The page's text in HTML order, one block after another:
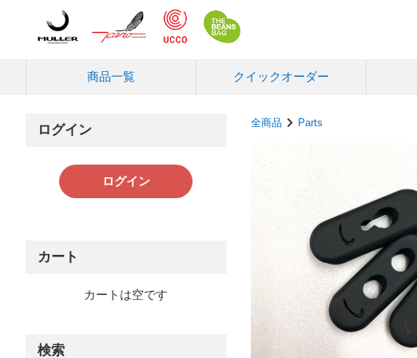
商品一覧 クイックオーダー
全商品 Parts
ログイン
ログイン
カート
カートは空です
検索